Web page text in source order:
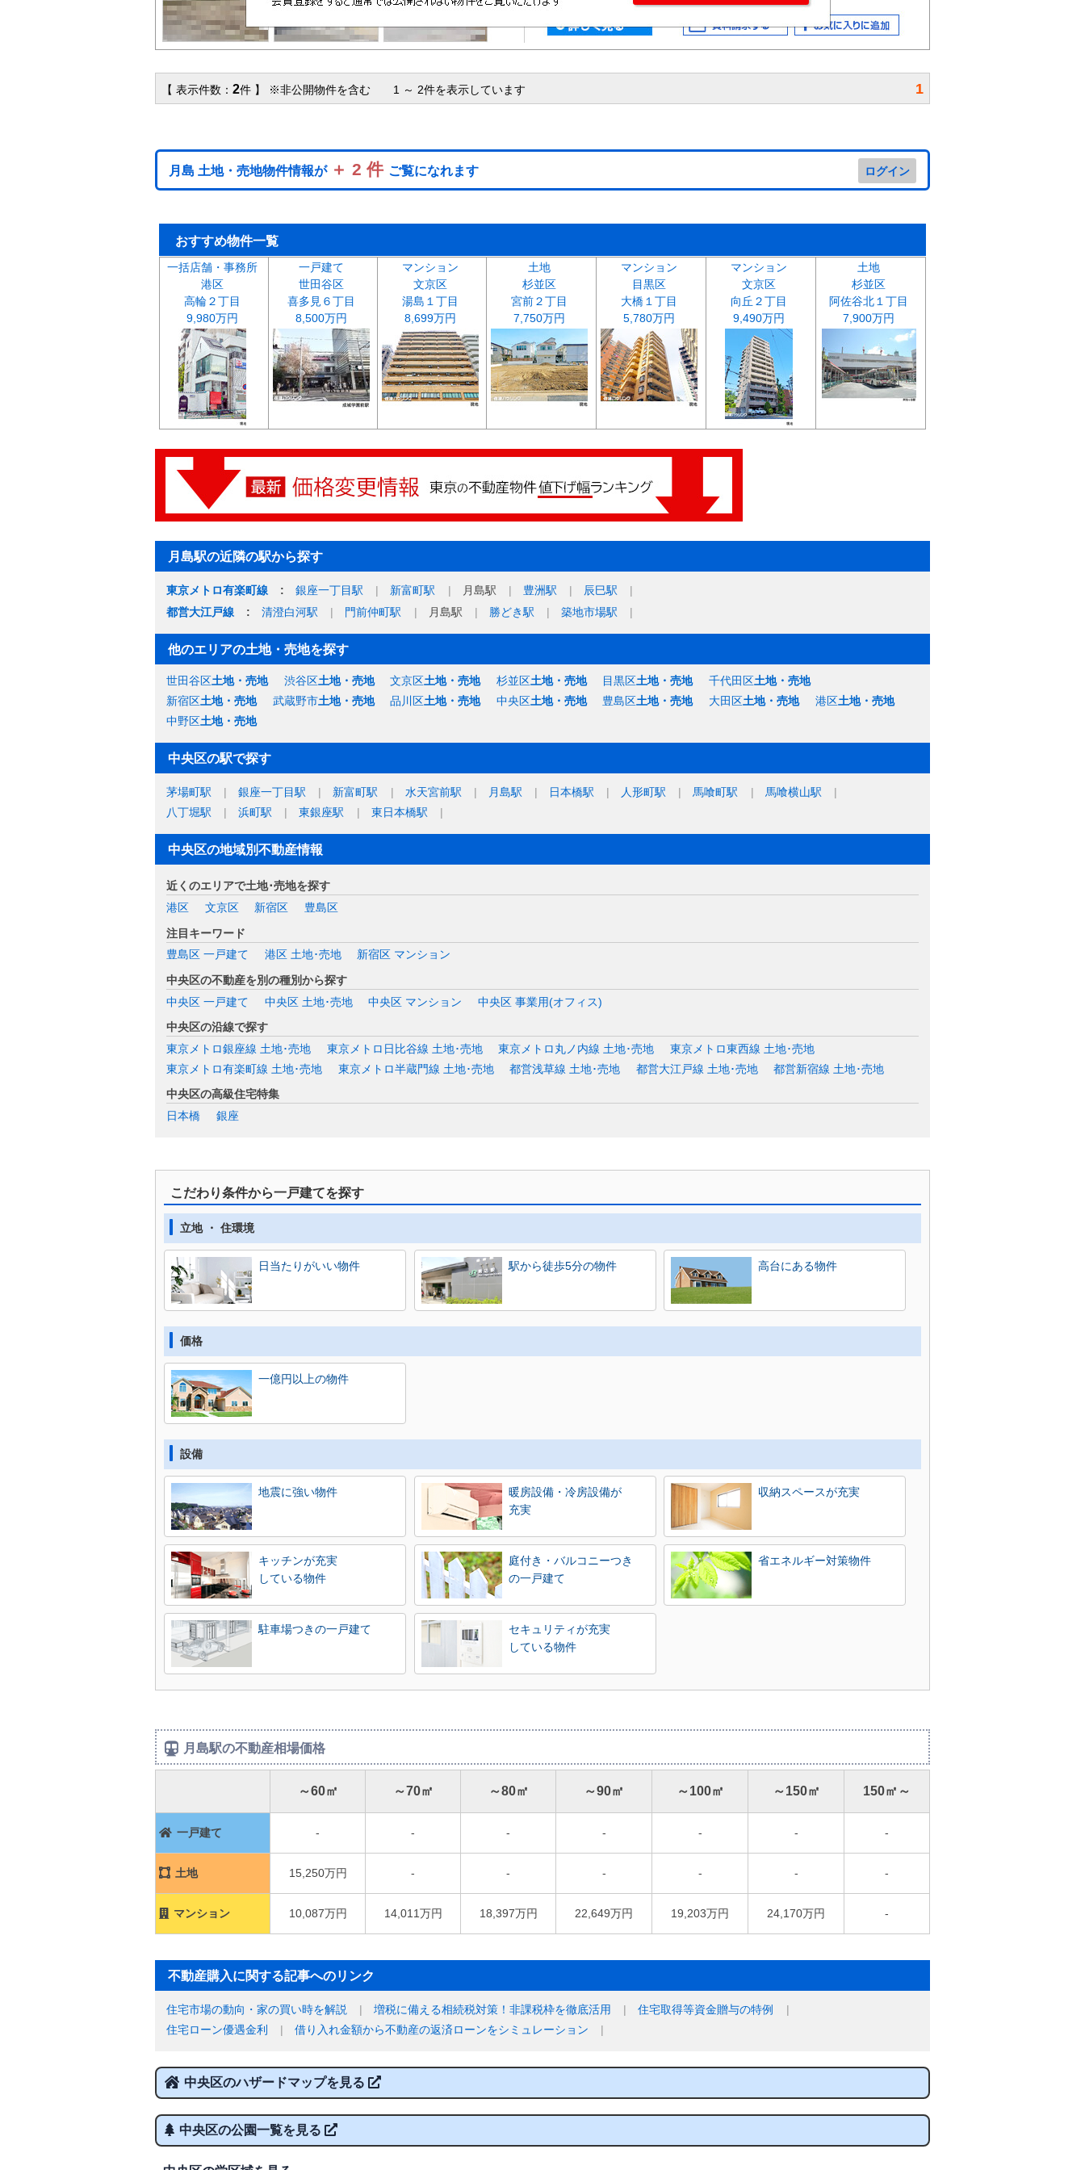
【 表示件数： 2件 】 ※非公開物件を含む 1 ～ 2件を表示しています 1
月島 土地・売地物件情報が ＋ 2 件 ご覧になれます ログイン
おすすめ物件一覧
一括店舗・事務所
港区
高輪２丁目
9,980万円
一戸建て
世田谷区
喜多見６丁目
8,500万円
マンション
文京区
湯島１丁目
8,699万円
土地
杉並区
宮前２丁目
7,750万円
マンション
目黒区
大橋１丁目
5,780万円
マンション
文京区
向丘２丁目
9,490万円
土地
杉並区
阿佐谷北１丁目
7,900万円
月島駅の近隣の駅から探す
東京メトロ有楽町線 銀座一丁目駅 新富町駅 月島駅 豊洲駅
辰巳駅
都営大江戸線
清澄白河駅 門前仲町駅 月島駅 勝どき駅 築地市場駅
他のエリアの土地・売地を探す
世田谷区土地・売地 渋谷区土地・売地 文京区土地・売地 杉並区土地・売地 目黒区土地・売地 千代田区土地・売地
新宿区土地・売地 武蔵野市土地・売地 品川区土地・売地 中央区土地・売地 豊島区土地・売地 大田区土地・売地 港区土地・売地
中野区土地・売地
中央区の駅で探す
茅場町駅 銀座一丁目駅 新富町駅 水天宮前駅 月島駅 日本橋駅 人形町駅 馬喰町駅
馬喰横山駅
八丁堀駅
浜町駅 東銀座駅 東日本橋駅
中央区の地域別不動産情報
近くのエリアで土地･売地を探す
港区
文京区 新宿区
豊島区
注目キーワード
豊島区 一戸建て
港区 土地･売地
新宿区 マンション
中央区の不動産を別の種別から探す
中央区 一戸建て
中央区 土地･売地 中央区 マンション
中央区 事業用(オフィス)
中央区の沿線で探す
東京メトロ銀座線 土地･売地
東京メトロ日比谷線 土地･売地 東京メトロ丸ノ内線 土地･売地
東京メトロ東西線 土地･売地
東京メトロ有楽町線 土地･売地
東京メトロ半蔵門線 土地･売地 都営浅草線 土地･売地 都営大江戸線 土地･売地
都営新宿線 土地･売地
中央区の高級住宅特集
日本橋
銀座
こだわり条件から一戸建てを探す
立地 ・ 住環境
日当たりがいい物件 駅から徒歩5分の物件 高台にある物件
価格
一億円以上の物件
設備
地震に強い物件
暖房設備・冷房設備が
充実
収納スペースが充実
キッチンが充実
している物件
庭付き・バルコニーつき
の一戸建て
省エネルギー対策物件
駐車場つきの一戸建て
セキュリティが充実
している物件
月島駅の不動産相場価格
～60㎡ ～70㎡ ～80㎡ ～90㎡ ～100㎡ ～150㎡ 150㎡～
一戸建て - - - - - - -
土地 15,250万円 - - - - - -
マンション 10,087万円 14,011万円 18,397万円 22,649万円 19,203万円 24,170万円 -
不動産購入に関する記事へのリンク
住宅市場の動向・家の買い時を解説 増税に備える相続税対策！非課税枠を徹底活用
住宅取得等資金贈与の特例
住宅ローン優遇金利
借り入れ金額から不動産の返済ローンをシミュレーション
中央区のハザードマップを見る
中央区の公園一覧を見る